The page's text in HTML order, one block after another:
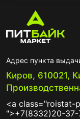
Адрес пункта
Киров, 610021,
<a class="roistat-
">+7(8332)20-37-